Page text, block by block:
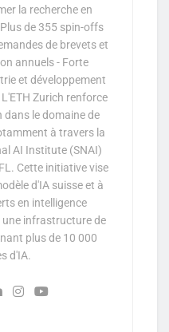
la recherche en
de 355 spin-offs
de brevets et
annuels - Forte
et développement
Zurich renforce
le domaine de
à travers la
AI Institute (SNAI)
Cette initiative vise
d'IA suisse et à
en intelligence
infrastructure de
plus de 10 000
d'IA.